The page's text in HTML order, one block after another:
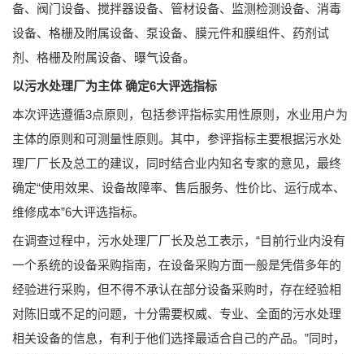
备、阀门设备、搅拌器设备、管材设备、监测检测设备、消毒
设备、格栅及附属设备、泵设备、膜元件和膜组件、药剂试
剂、格栅及附属设备、曝气设备。
以污水处理厂为主体 确定6大评选指标
本次评选遵循3点原则，包括参评指标实用性原则，水业用户为
主体的原则和可测量性原则。其中，参评指标主要根据污水处
理厂厂长及总工的建议，同时结合业内知名专家的意见，最终
确定“使用效果、设备故障率、售后服务、性价比、运行成本、
维修成本”6大评选指标。
在调查过程中，污水处理厂厂长及总工表示，“目前行业内没有
一个系统的设备采购指南，在设备采购方面一般是凭借多年的
经验进行采购，但不得不承认在部分设备采购时，存在经验相
对陈旧或不足的问题，十分需要权威、专业、全面的污水处理
相关设备的信息，有利于他们选择最适合自己的产品。”同时，